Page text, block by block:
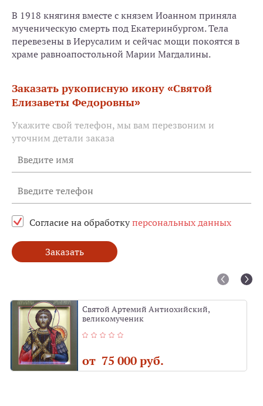
В 1918 княгиня вместе с князем Иоанном приняла
мученическую смерть под Екатеринбургом. Тела
перевезены в Иерусалим и сейчас мощи покоятся в
храме равноапостольной Марии Магдалины.
Заказать рукописную икону «Святой
Елизаветы Федоровны»
Укажите свой телефон, мы вам перезвоним и
уточним детали заказа
Согласие на обработкуперсональных данных
Заказать
Святой Артемий Антиохийский,
великомученик
от 75 000 руб.